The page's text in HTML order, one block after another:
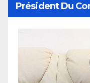
Président Du